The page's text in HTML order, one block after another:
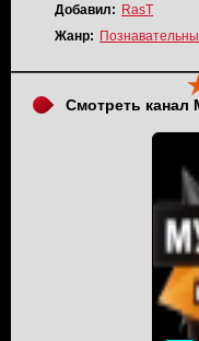
Добавил: RasT
Жанр:
Смотреть канал